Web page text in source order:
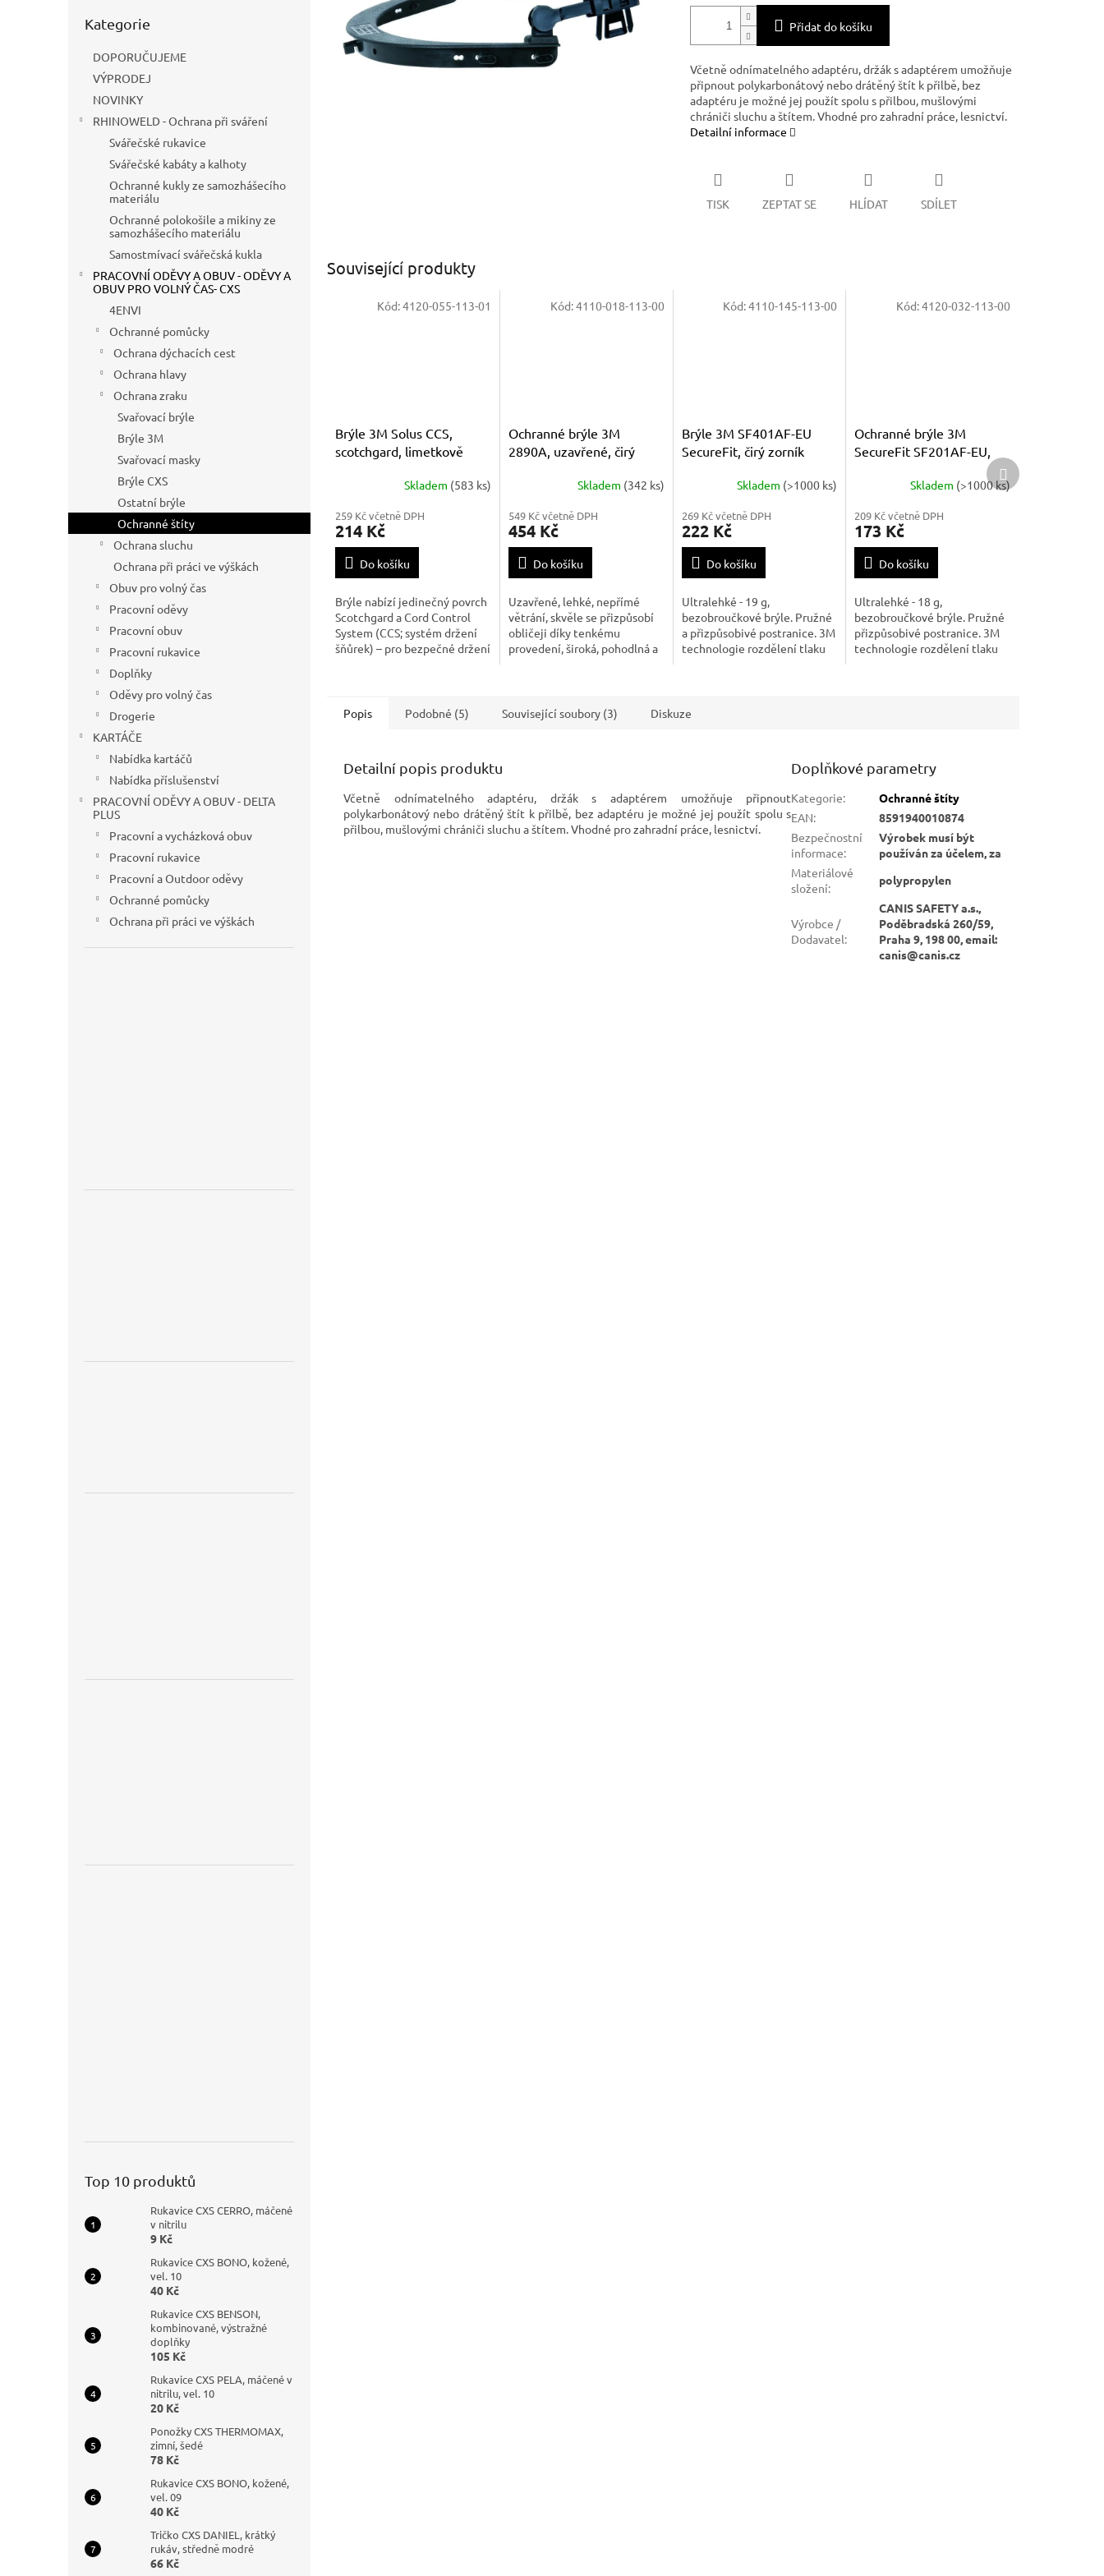
kategorie
Kategorie
DOPORUČUJEME
VÝPRODEJ
NOVINKY
RHINOWELD - Ochrana při sváření
Svářečské rukavice
Svářečské kabáty a kalhoty
Ochranné kukly ze samozhášecího
materiálu
Ochranné polokošile a mikiny ze
samozhášecího materiálu
Samostmívací svářečská kukla
PRACOVNÍ ODĚVY A OBUV - ODĚVY A
OBUV PRO VOLNÝ ČAS- CXS
4ENVI
Ochranné pomůcky
Ochrana dýchacích cest
Ochrana hlavy
Ochrana zraku
Svařovací brýle
Brýle 3M
Svařovací masky
Brýle CXS
Ostatní brýle
Ochranné štíty
Ochrana sluchu
Ochrana při práci ve výškách
Obuv pro volný čas
Pracovní oděvy
Pracovní obuv
Pracovní rukavice
Doplňky
Oděvy pro volný čas
Drogerie
KARTÁČE
Nabídka kartáčů
Nabídka příslušenství
PRACOVNÍ ODĚVY A OBUV - DELTA
PLUS
Pracovní a vycházková obuv
Pracovní rukavice
Pracovní a Outdoor oděvy
Ochranné pomůcky
Ochrana při práci ve výškách
Top 10 produktů
Rukavice CXS CERRO, máčené
v nitrilu
9 Kč
Rukavice CXS BONO, kožené,
vel. 10
40 Kč
Rukavice CXS BENSON,
kombinované, výstražné
doplňky
105 Kč
Rukavice CXS PELA, máčené v
nitrilu, vel. 10
20 Kč
Ponožky CXS THERMOMAX,
zimní, šedé
78 Kč
Rukavice CXS BONO, kožené,
vel. 09
40 Kč
Tričko CXS DANIEL, krátký
rukáv, středně modré
66 Kč
Přidat do košíku
Včetně odnímatelného adaptéru, držák s adaptérem umožňuje
připnout polykarbonátový nebo drátěný štít k přilbě, bez
adaptéru je možné jej použít spolu s přilbou, mušlovými
chrániči sluchu a štítem. Vhodné pro zahradní práce, lesnictví.
Detailní informace
TISK ZEPTAT SE HLÍDAT SDÍLET
Související produkty
Brýle 3M Solus CCS,
scotchgard, limetkově
Skladem (583 ks)
259 Kč včetně DPH
214 Kč
Do košíku
Brýle nabízí jedinečný povrch
Scotchgard a Cord Control
System (CCS; systém držení
šňůrek) – pro bezpečné držení
Kód:4120-055-113-01
Ochranné brýle 3M
2890A, uzavřené, čirý
Skladem (342 ks)
549 Kč včetně DPH
454 Kč
Do košíku
Uzavřené, lehké, nepřímé
větrání, skvěle se přizpůsobí
obličeji díky tenkému
provedení, široká, pohodlná a
zamlžení. Vhodné pro práce s
Kód:4110-018-113-00
Brýle 3M SF401AF-EU
SecureFit, čirý zorník
Skladem (>1000 ks)
269 Kč včetně DPH
222 Kč
Do košíku
Ultralehké - 19 g,
bezobroučkové brýle. Pružné
a přizpůsobivé postranice. 3M
technologie rozdělení tlaku
extrémních teplotách ve
Kód:4110-145-113-00
Ochranné brýle 3M
SecureFit SF201AF-EU,
Skladem (>1000 ks)
209 Kč včetně DPH
173 Kč
Do košíku
Ultralehké - 18 g,
bezobroučkové brýle. Pružné
přizpůsobivé postranice. 3M
technologie rozdělení tlaku
Kód:4120-032-113-00
Další
produkt
Popis Podobné (5) Související soubory (3) Diskuze
Detailní popis produktu
Včetně odnímatelného adaptéru, držák s adaptérem umožňuje připnout
polykarbonátový nebo drátěný štít k přilbě, bez adaptéru je možné jej použít spolu s
přilbou, mušlovými chrániči sluchu a štítem. Vhodné pro zahradní práce, lesnictví.
Doplňkové parametry
Kategorie:
Ochranné štíty
EAN:
8591940010874
Bezpečnostní
informace:
Výrobek musí být
používán za účelem, za
Materiálové
složení:
polypropylen
Výrobce /
Dodavatel:
CANIS SAFETY a.s.,
Poděbradská 260/59,
Praha 9, 198 00, email:
canis@canis.cz